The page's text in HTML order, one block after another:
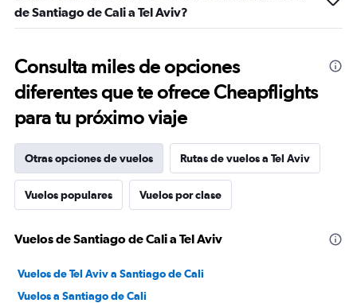
de Santiago de Cali a Tel Aviv?
Consulta miles de opciones
diferentes que te ofrece Cheapflights
para tu próximo viaje
Otras opciones de vuelos Rutas de vuelos a Tel Aviv
Vuelos populares Vuelos por clase
Vuelos de Santiago de Cali a Tel Aviv
Vuelos de Tel Aviv a Santiago de Cali
Vuelos a Santiago de Cali